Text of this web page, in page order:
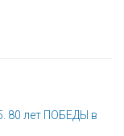
80 лет ПОБЕДЫ в